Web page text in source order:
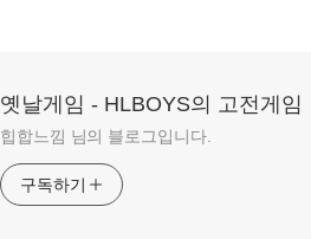
옛날게임 - HLBOYS의 고전게임
힙합느낌 님의 블로그입니다.
구독하기